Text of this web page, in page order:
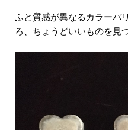
ふと質感が異なるカラーバ
ろ、ちょうどいいものを見